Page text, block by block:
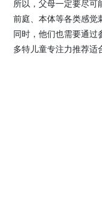
所以，父母一定要尽可
前庭、本体等各类感觉
同时，他们也需要通
多特儿童专注力推荐适